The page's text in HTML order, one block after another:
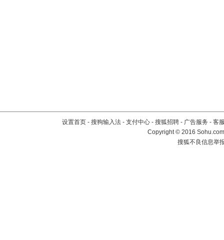
设置首页 - 搜狗输入法 - 支付中心 - 搜狐招聘 - 广告服务 - 客
Copyright©2016
搜狐不良信息举